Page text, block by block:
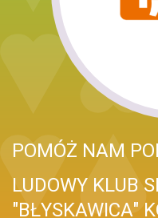
POMÓŻ NAM
LUDOWY KLUB
"BŁYSKAWICA"